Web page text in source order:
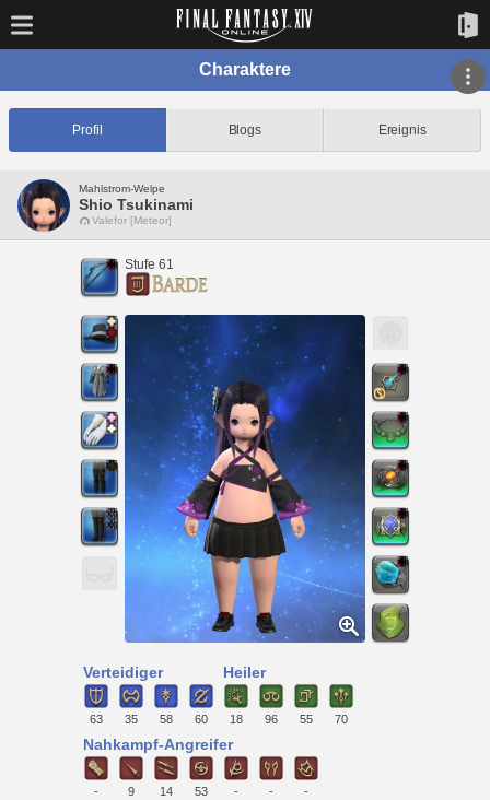
Charaktere
Profil Blogs Ereignis
Mahlstrom-Welpe
Shio Tsukinami
Valefor [Meteor]
Stufe 61
Verteidiger
63 35 58 60
Heiler
18 96 55 70
Nahkampf-Angreifer
- 9 14 53 - - -